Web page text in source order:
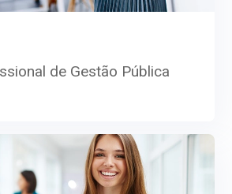
de Gestão Pública